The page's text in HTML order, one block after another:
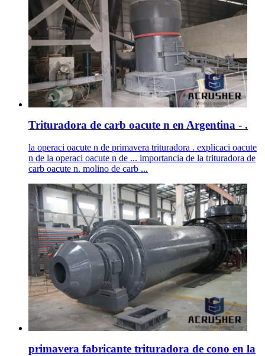
Trituradora de carb oacute n en Argentina - .
la operaci oacute n de primavera trituradora . explicaci oacute
n de la operaci oacute n de ... importancia de la trituradora de
carb oacute n. molino de carb ...
primavera fabricante trituradora de cono en la